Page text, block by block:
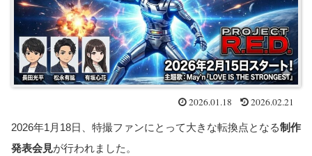
2026.01.18 2026.02.21
2026年1月18日、特撮ファンにとって大きな転換点となる制作
発表会見が行われました。